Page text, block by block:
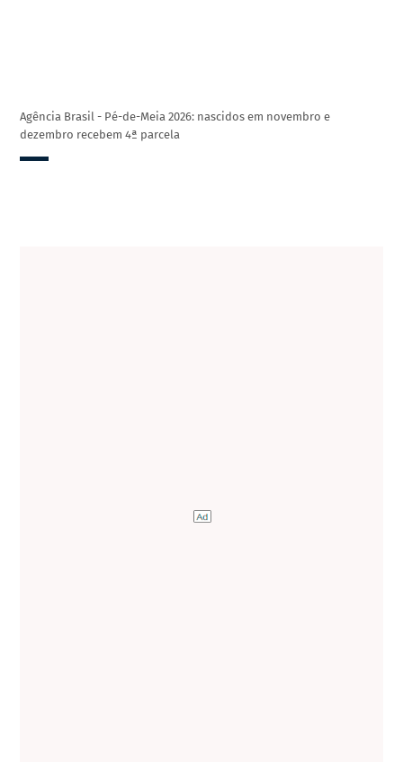
Agência Brasil - Pé-de-Meia 2026: nascidos em novembro e
dezembro recebem 4ª parcela